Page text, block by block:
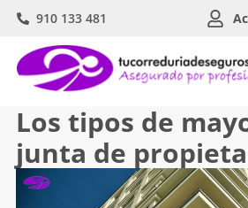
910 133 481
Los tipos de
junta de